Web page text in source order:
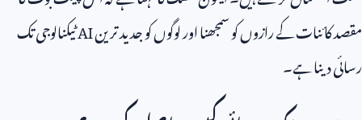
مقصد کائنات کے رازوں کو سمجھنا اور لوگوں کو جدید ترینAIٹیکنالوجی تک
رسائی دینا ہے۔